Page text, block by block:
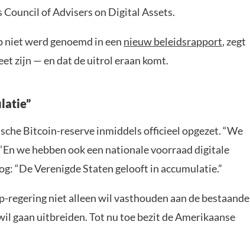
Council of Advisers on Digital Assets.
werd genoemd in een nieuw beleidsrapport, zegt
zijn — en dat de uitrol eraan komt.
Bitcoin-reserve inmiddels officieel opgezet. “We
we hebben ook een nationale voorraad digitale
“De Verenigde Staten gelooft in accumulatie.”
regering niet alleen wil vasthouden aan de bestaande
gaan uitbreiden. Tot nu toe bezit de Amerikaanse